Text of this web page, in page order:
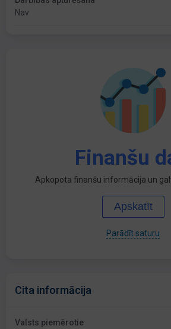
Nav
Finanšu
Apkopota finanšu informācija un
Apskatīt
Parādīt saturu
Cita informācija
Valsts piemērotie